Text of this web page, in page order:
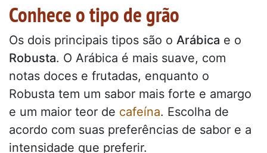
Conhece o tipo de grão
Os dois principais tipos são o Arábica e o
Robusta. O Arábica é mais suave, com
notas doces e frutadas, enquanto o
Robusta tem um sabor mais forte e amargo
e um maior teor de cafeína. Escolha de
acordo com suas preferências de sabor e a
intensidade que preferir.